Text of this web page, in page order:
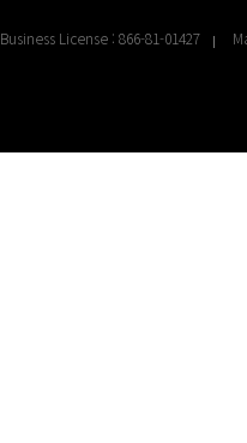
Business License : 866-81-01427